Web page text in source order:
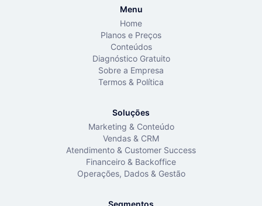
Menu
Home
Planos e Preços
Conteúdos
Diagnóstico Gratuito
Sobre a Empresa
Termos & Política
Soluções
Marketing & Conteúdo
Vendas & CRM
Atendimento & Customer Success
Financeiro & Backoffice
Operações, Dados & Gestão
Segmentos